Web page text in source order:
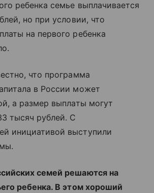
ребенка семье выплачивается
но при условии, что
на первого ребенка
что программа
в России может
а размер выплаты могут
тысяч рублей. С
инициативой выступили
семей решаются на
ребенка. В этом хороший